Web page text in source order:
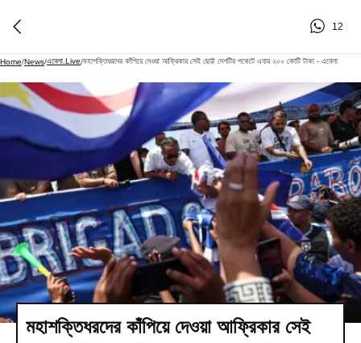
12
Home/News/এবেলা.live/মহাশক্তিধরদের কাঁপিয়ে দেওয়া আফ্রিকার সেই ছোট্ট দেশটির পকেটে এবার ২০০ কোটি টাকা - এবেলা
মহাশক্তিধরদের কাঁপিয়ে দেওয়া আফ্রিকার সেই